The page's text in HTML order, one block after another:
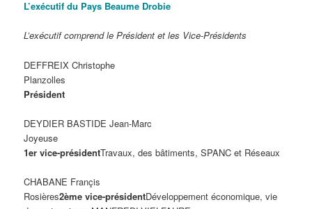
L’exécutif du Pays Beaume Drobie
L’exécutif comprend le Président et les Vice-Présidents
DEFFREIX Christophe
Planzolles
Président
DEYDIER BASTIDE Jean-Marc
Joyeuse
1er vice-présidentTravaux, des bâtiments, SPANC et Réseaux
CHABANE Françis
Rosières2ème vice-présidentDéveloppement économique, vie